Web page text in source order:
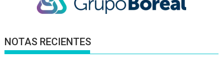
NOTAS RECIENTES